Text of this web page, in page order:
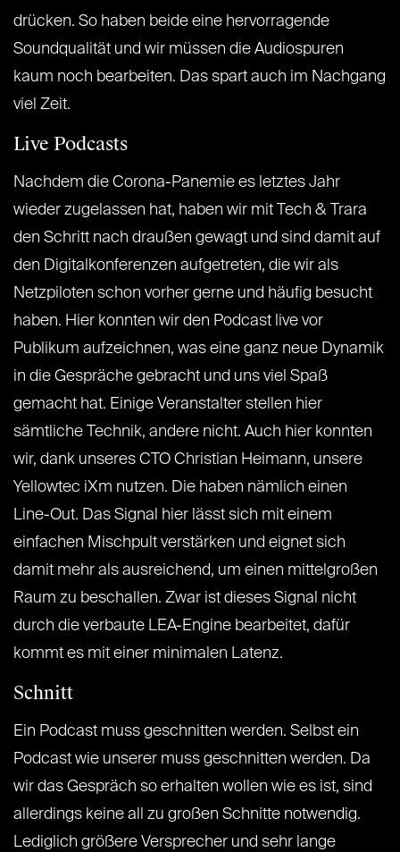
drücken. So haben beide eine hervorragende
Soundqualität und wir müssen die Audiospuren
kaum noch bearbeiten. Das spart auch im Nachgang
viel Zeit.
Live Podcasts
Nachdem die Corona-Panemie es letztes Jahr
wieder zugelassen hat, haben wir mit Tech & Trara
den Schritt nach draußen gewagt und sind damit auf
den Digitalkonferenzen aufgetreten, die wir als
Netzpiloten schon vorher gerne und häufig besucht
haben. Hier konnten wir den Podcast live vor
Publikum aufzeichnen, was eine ganz neue Dynamik
in die Gespräche gebracht und uns viel Spaß
gemacht hat. Einige Veranstalter stellen hier
sämtliche Technik, andere nicht. Auch hier konnten
wir, dank unseres CTO Christian Heimann, unsere
Yellowtec iXm nutzen. Die haben nämlich einen
Line-Out. Das Signal hier lässt sich mit einem
einfachen Mischpult verstärken und eignet sich
damit mehr als ausreichend, um einen mittelgroßen
Raum zu beschallen. Zwar ist dieses Signal nicht
durch die verbaute LEA-Engine bearbeitet, dafür
kommt es mit einer minimalen Latenz.
Schnitt
Ein Podcast muss geschnitten werden. Selbst ein
Podcast wie unserer muss geschnitten werden. Da
wir das Gespräch so erhalten wollen wie es ist, sind
allerdings keine all zu großen Schnitte notwendig.
Lediglich größere Versprecher und sehr lange